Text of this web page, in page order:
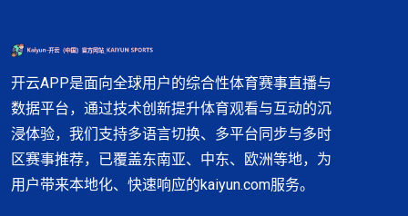
开云APP是面向全球用户的综合性体育赛事直播与
数据平台，通过技术创新提升体育观看与互动的沉
浸体验，我们支持多语言切换、多平台同步与多时
区赛事推荐，已覆盖东南亚、中东、欧洲等地，为
用户带来本地化、快速响应的kaiyun.com服务。